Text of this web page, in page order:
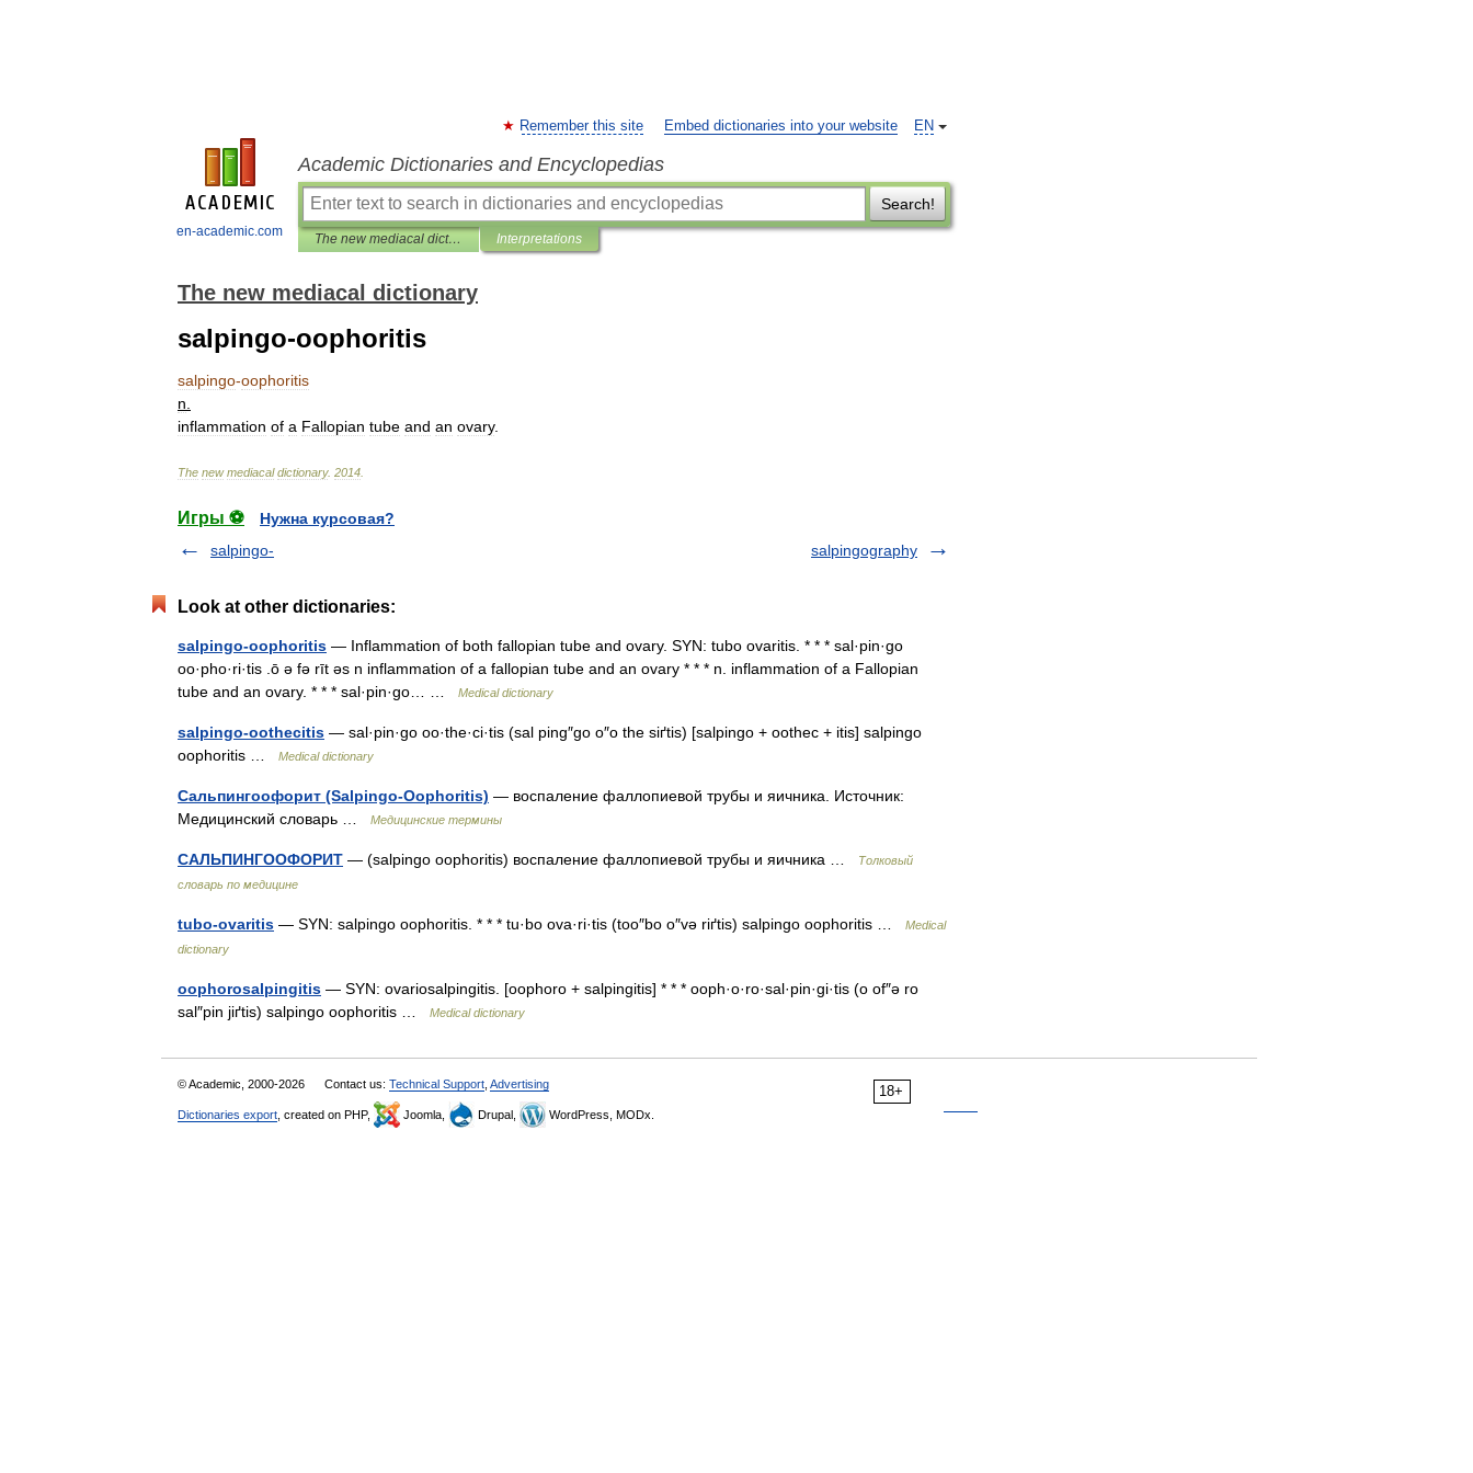
en-academic.com
EN
Remember this site Embed dictionaries into your website
Academic Dictionaries and Encyclopedias
Search!
The new mediacal dictionary Interpretations
The new mediacal dictionary
salpingo-oophoritis
salpingo-oophoritis
n
inflammation of a Fallopian tube and an ovary.
The new mediacal dictionary. 2014
Игры ⚽
Нужна курсовая?
salpingo-
salpingography
Look at other dictionaries:
salpingo-oophoritis — Inflammation of both fallopian tube and ovary. SYN: tubo ovaritis. * * * sal·pin·go
oo·pho·ri·tis .ō ə fə rīt əs n inflammation of a fallopian tube and an ovary * * * n. inflammation of a Fallopian
tube and an ovary. * * * sal·pin·go… …
Medical dictionary
salpingo-oothecitis — sal·pin·go oo·the·ci·tis (sal ping″go o″o the siґtis) [salpingo + oothec + itis] salpingo
oophoritis …
Medical dictionary
Сальпингоофорит (Salpingo-Oophoritis) — воспаление фаллопиевой трубы и яичника. Источник:
Медицинский словарь …
Медицинские термины
САЛЬПИНГООФОРИТ — (salpingo oophoritis) воспаление фаллопиевой трубы и яичника …
Толковый
словарь по медицине
tubo-ovaritis — SYN: salpingo oophoritis. * * * tu·bo ova·ri·tis (too″bo o″və riґtis) salpingo oophoritis …
Medical
dictionary
oophorosalpingitis — SYN: ovariosalpingitis. [oophoro + salpingitis] * * * ooph·o·ro·sal·pin·gi·tis (o of″ə ro
sal″pin jiґtis) salpingo oophoritis …
Medical dictionary
18+
© Academic, 2000-2026 Contact us: Technical Support Advertising
Dictionaries export , created on PHP, Joomla, Drupal, WordPress, MODx.